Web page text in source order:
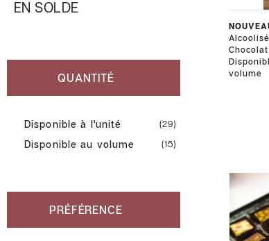
EN SOLDE
QUANTITÉ
Disponible à l'unité (29)
Disponible au volume (15)
PRÉFÉRENCE
volume
Mon
SERVICES
Foodtruck
Cadeaux
corporatifs